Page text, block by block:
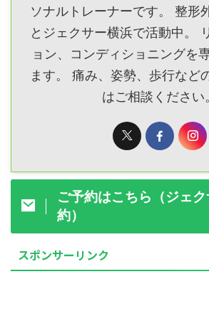
ソナルトレーナーです。 整形
とジェクサー横浜で活動中。
ョン、コンディショニングを
ます。 痛み、姿勢、歩行など
はご相談ください
ご予約はこちら（ジェ
約）
スポンサーリンク